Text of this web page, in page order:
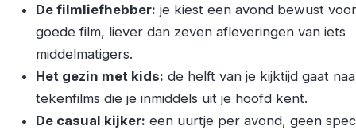
De filmliefhebber: je kiest een avond bewust
goede film, liever dan zeven afleveringen van iets
middelmatigers.
Het gezin met kids: de helft van je kijktijd gaat
tekenfilms die je inmiddels uit je hoofd kent.
De casual kijker: een uurtje per avond, geen